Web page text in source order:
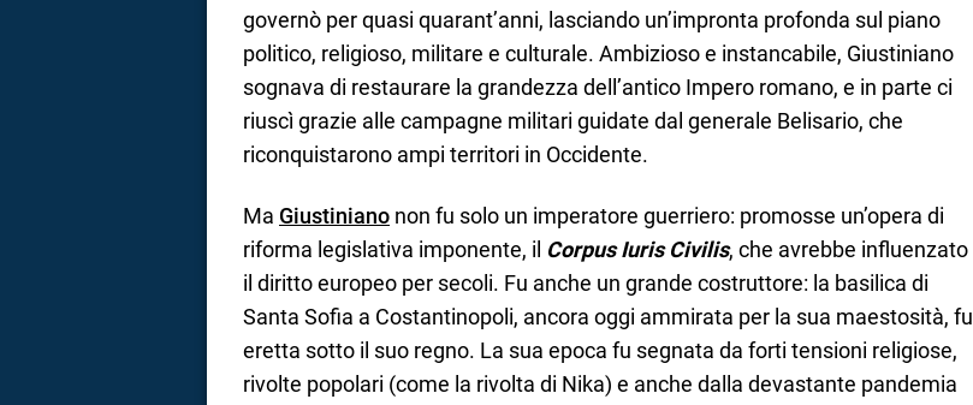
governò per quasi quarant’anni, lasciando un’impronta profonda sul piano
politico, religioso, militare e culturale. Ambizioso e instancabile, Giustiniano
sognava di restaurare la grandezza dell’antico Impero romano, e in parte ci
riuscì grazie alle campagne militari guidate dal generale Belisario, che
riconquistarono ampi territori in Occidente.
Ma Giustiniano non fu solo un imperatore guerriero: promosse un’opera di
riforma legislativa imponente, il Corpus Iuris Civilis, che avrebbe influenzato
il diritto europeo per secoli. Fu anche un grande costruttore: la basilica di
Santa Sofia a Costantinopoli, ancora oggi ammirata per la sua maestosità, fu
eretta sotto il suo regno. La sua epoca fu segnata da forti tensioni religiose,
rivolte popolari (come la rivolta di Nika) e anche dalla devastante pandemia